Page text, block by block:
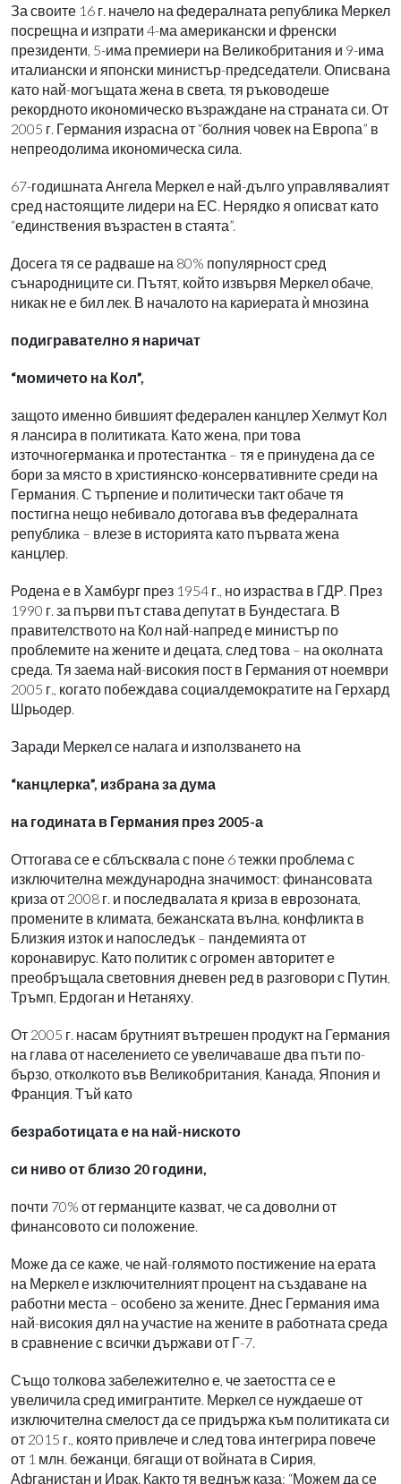
За своите 16 г. начело на федералната република Меркел
посрещна и изпрати 4-ма американски и френски
президенти, 5-има премиери на Великобритания и 9-има
италиански и японски министър-председатели. Описвана
като най-могъщата жена в света, тя ръководеше
рекордното икономическо възраждане на страната си. От
2005 г. Германия израсна от “болния човек на Европа” в
непреодолима икономическа сила.
67-годишната Ангела Меркел е най-дълго управлявалият
сред настоящите лидери на ЕС. Нерядко я описват като
“единствения възрастен в стаята”.
Досега тя се радваше на 80% популярност сред
сънародниците си. Пътят, който извървя Меркел обаче,
никак не е бил лек. В началото на кариерата ѝ мнозина
подигравателно я наричат
“момичето на Кол”,
защото именно бившият федерален канцлер Хелмут Кол
я лансира в политиката. Като жена, при това
източногерманка и протестантка – тя е принудена да се
бори за място в християнско-консервативните среди на
Германия. С търпение и политически такт обаче тя
постигна нещо небивало дотогава във федералната
република – влезе в историята като първата жена
канцлер.
Родена е в Хамбург през 1954 г., но израства в ГДР. През
1990 г. за първи път става депутат в Бундестага. В
правителството на Кол най-напред е министър по
проблемите на жените и децата, след това – на околната
среда. Тя заема най-високия пост в Германия от ноември
2005 г., когато побеждава социалдемократите на Герхард
Шрьодер.
Заради Меркел се налага и използването на
“канцлерка”, избрана за дума
на годината в Германия през 2005-а
Оттогава се е сблъсквала с поне 6 тежки проблема с
изключителна международна значимост: финансовата
криза от 2008 г. и последвалата я криза в еврозоната,
промените в климата, бежанската вълна, конфликта в
Близкия изток и напоследък – пандемията от
коронавирус. Като политик с огромен авторитет е
преобръщала световния дневен ред в разговори с Путин,
Тръмп, Ердоган и Нетаняху.
От 2005 г. насам брутният вътрешен продукт на Германия
на глава от населението се увеличаваше два пъти по-
бързо, отколкото във Великобритания, Канада, Япония и
Франция. Тъй като
безработицата е на най-ниското
си ниво от близо 20 години,
почти 70% от германците казват, че са доволни от
финансовото си положение.
Може да се каже, че най-голямото постижение на ерата
на Меркел е изключителният процент на създаване на
работни места – особено за жените. Днес Германия има
най-високия дял на участие на жените в работната среда
в сравнение с всички държави от Г-7.
Също толкова забележително е, че заетостта се е
увеличила сред имигрантите. Меркел се нуждаеше от
изключителна смелост да се придържа към политиката си
от 2015 г., която привлече и след това интегрира повече
от 1 млн. бежанци, бягащи от войната в Сирия,
Афганистан и Ирак. Както тя веднъж каза: “Можем да се